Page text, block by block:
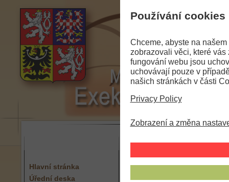
Hlavní stránka
Úřední deska
Používání cookies
Chceme, abyste na
zobrazovali věci, které
fungování webu jsou
uchovávají pouze v
našich stránkách v části
Privacy Policy
Zobrazení a změna